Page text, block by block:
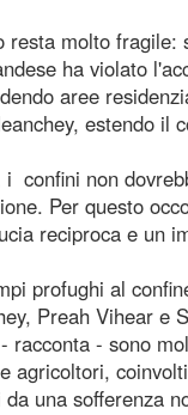
molto fragile:
ha violato
aree
estendo il
confini non
Per questo
reciproca e un
profughi al
Preah Vihear e
racconta - sono
agricoltori,
una sofferenza